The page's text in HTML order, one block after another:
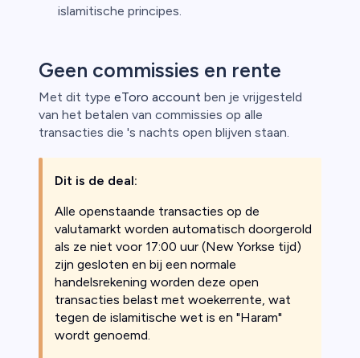
islamitische principes.
Geen commissies en rente
Met dit type eToro account ben je vrijgesteld
van het betalen van commissies op alle
transacties die 's nachts open blijven staan.
Dit is de deal:
Alle openstaande transacties op de
valutamarkt worden automatisch doorgerold
als ze niet voor 17:00 uur (New Yorkse tijd)
zijn gesloten en bij een normale
handelsrekening worden deze open
transacties belast met woekerrente, wat
tegen de islamitische wet is en "Haram"
wordt genoemd.